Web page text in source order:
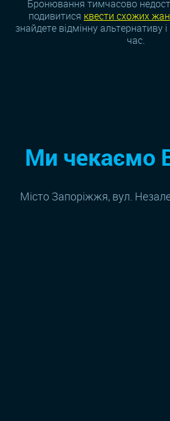
Бронювання тимчасово
подивитися квести схожих
знайдете відмінну альтернативу
час.
Ми чекаємо
Місто Запоріжжя, вул.